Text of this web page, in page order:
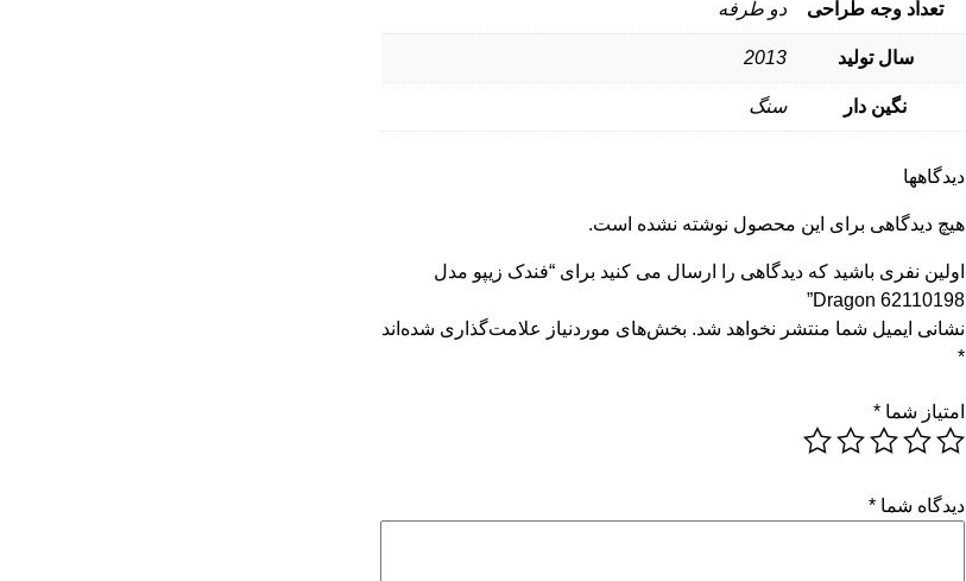
تعداد وجه طراحی دو طرفه
سال تولید 2013
نگین دار سنگ
دیدگاهها
هیچ دیدگاهی برای این محصول نوشته نشده است.
اولین نفری باشید که دیدگاهی را ارسال می کنید برای “فندک زیپو مدل
Dragon 62110198”
نشانی ایمیل شما منتشر نخواهد شد. بخش‌های موردنیاز علامت‌گذاری شده‌اند
*
امتیاز شما*
دیدگاه شما*